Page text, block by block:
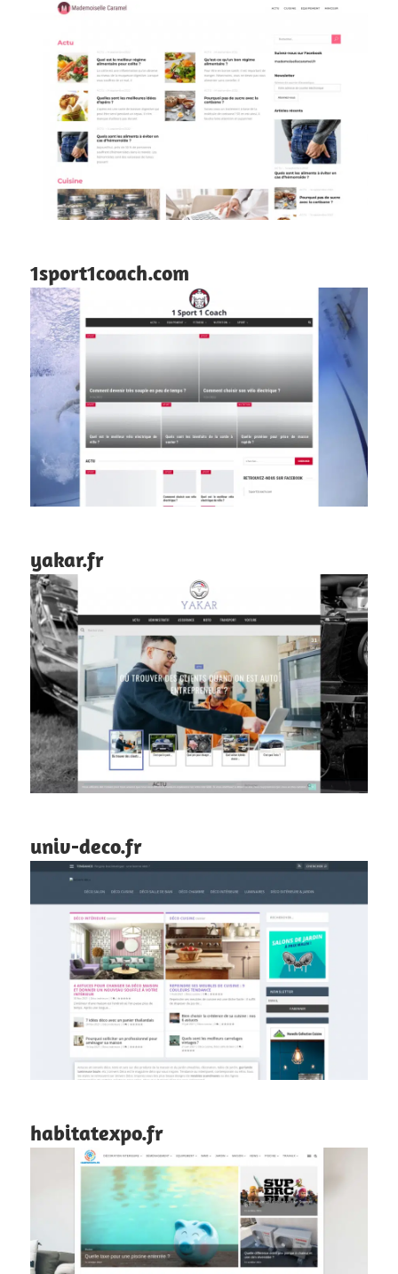
1sport1coach.com
yakar.fr
univ-deco.fr
habitatexpo.fr